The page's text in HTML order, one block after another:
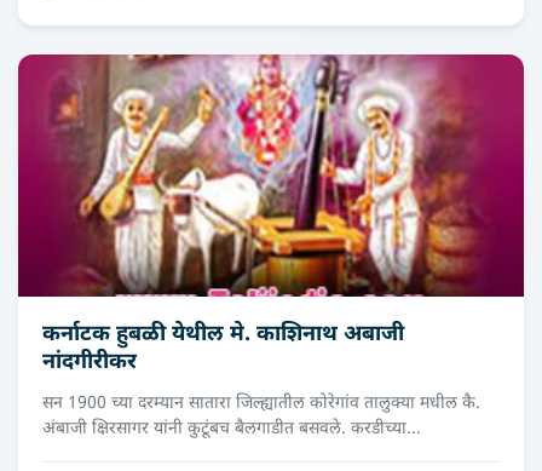
कर्नाटक हुबळी येथील मे. काशिनाथ अबाजी
नांदगीरीकर
सन 1900 च्या दरम्यान सातारा जिल्ह्यातील कोरेगांव तालुक्या मधील कै.
अंबाजी क्षिरसागर यांनी कुटूंबच बैलगाडीत बसवले. करडीच्या...